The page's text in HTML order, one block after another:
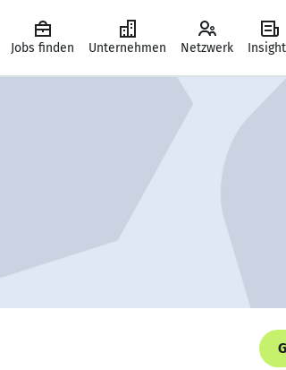
Jobs finden Unternehmen Netzwerk